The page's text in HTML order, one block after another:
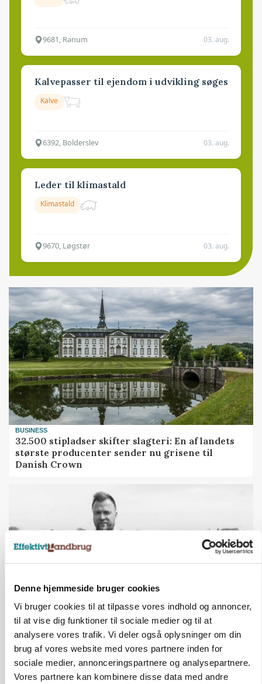
Denne hjemmeside bruger cookies
Vi bruger cookies til at tilpasse vores indhold og annoncer,
til at vise dig funktioner til sociale medier og til at
analysere vores trafik. Vi deler også oplysninger om din
brug af vores website med vores partnere inden for
sociale medier, annonceringspartnere og analysepartnere.
Vores partnere kan kombinere disse data med andre
9681, Ranum 03. aug.
Kalvepasser til ejendom i udvikling søges
Kalve
6392, Bolderslev 03. aug.
Leder til klimastald
Klimastald
9670, Løgstør 03. aug.
BUSINESS
32.500 stipladser skifter slagteri: En af landets
største producenter sender nu grisene til
Danish Crown
Det er en uskik at udlægge et røgslør om
økoproduktion